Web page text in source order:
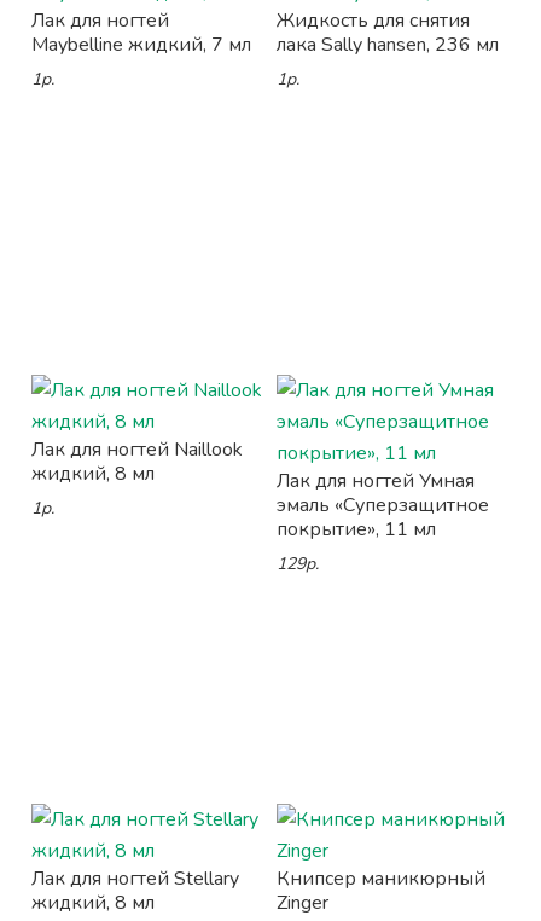
Лак для ногтей
Maybelline жидкий, 7 мл
1р.
Жидкость для снятия
лака Sally hansen, 236 мл
1р.
Лак для ногтей Naillook
жидкий, 8 мл
1р.
Лак для ногтей Умная
эмаль «Суперзащитное
покрытие», 11 мл
129р.
Лак для ногтей Stellary
жидкий, 8 мл
Книпсер маникюрный
Zinger